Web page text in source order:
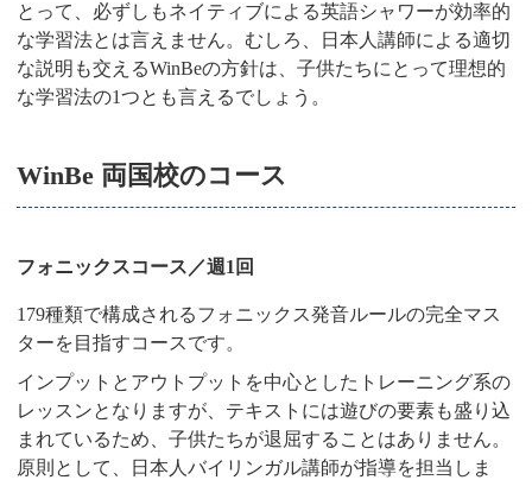
とって、必ずしもネイティブによる英語シャワーが効率的
な学習法とは言えません。むしろ、日本人講師による適切
な説明も交えるWinBeの方針は、子供たちにとって理想的
な学習法の1つとも言えるでしょう。
WinBe 両国校のコース
フォニックスコース／週1回
179種類で構成されるフォニックス発音ルールの完全マス
ターを目指すコースです。
インプットとアウトプットを中心としたトレーニング系の
レッスンとなりますが、テキストには遊びの要素も盛り込
まれているため、子供たちが退屈することはありません。
原則として、日本人バイリンガル講師が指導を担当しま